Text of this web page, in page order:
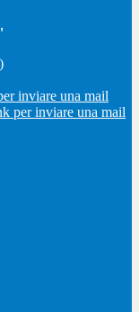
inviare una mail
per inviare una mail